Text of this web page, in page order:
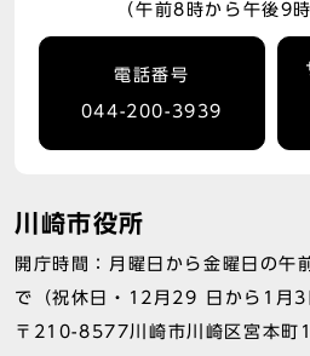
（午前8時から午後9
電話番号
044-200-3939
川崎市役所
開庁時間：月曜日から金曜日の
で（祝休日・12月29 日から1月3
〒210-8577川崎市川崎区宮本町